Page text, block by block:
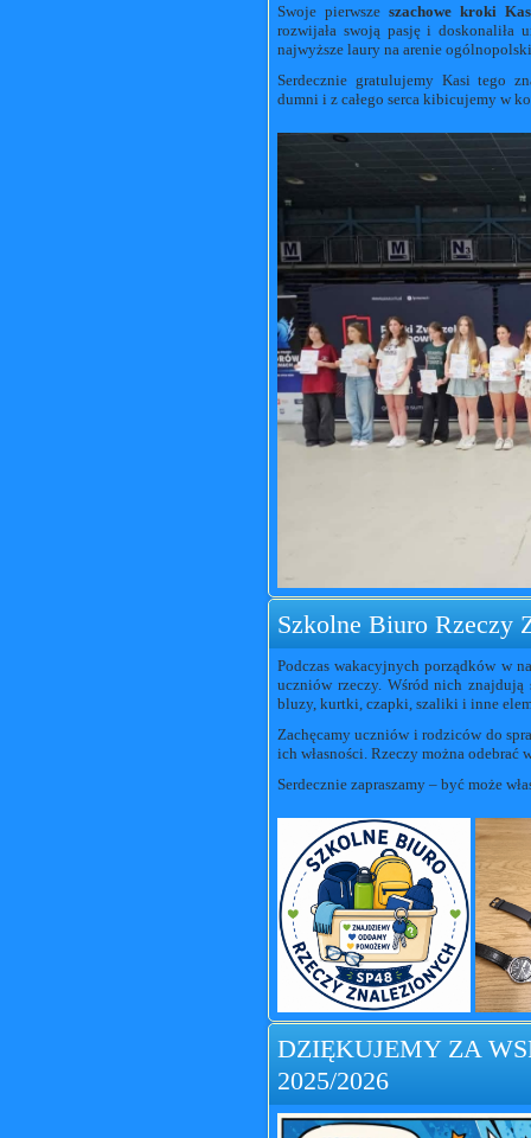
Swoje pierwszeszachowe kroki
rozwijała swoją pasję i doskonaliła
najwyższe laury na arenie
Serdecznie gratulujemy Kasi tego
dumni i z całego serca kibicujemy w
Szkolne Biuro Rzeczy
Podczas wakacyjnych porządków w
uczniów rzeczy. Wśród nich
bluzy, kurtki, czapki, szaliki i inne
Zachęcamy uczniów i rodziców do
ich własności. Rzeczy można odebrać
Serdecznie zapraszamy – być może
DZIĘKUJEMY ZA
2025/2026